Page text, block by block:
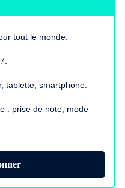
tout le monde.
tablette, smartphone.
: prise de note, mode